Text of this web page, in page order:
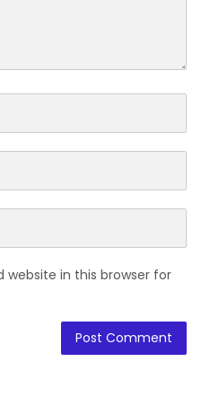
website in this browser for